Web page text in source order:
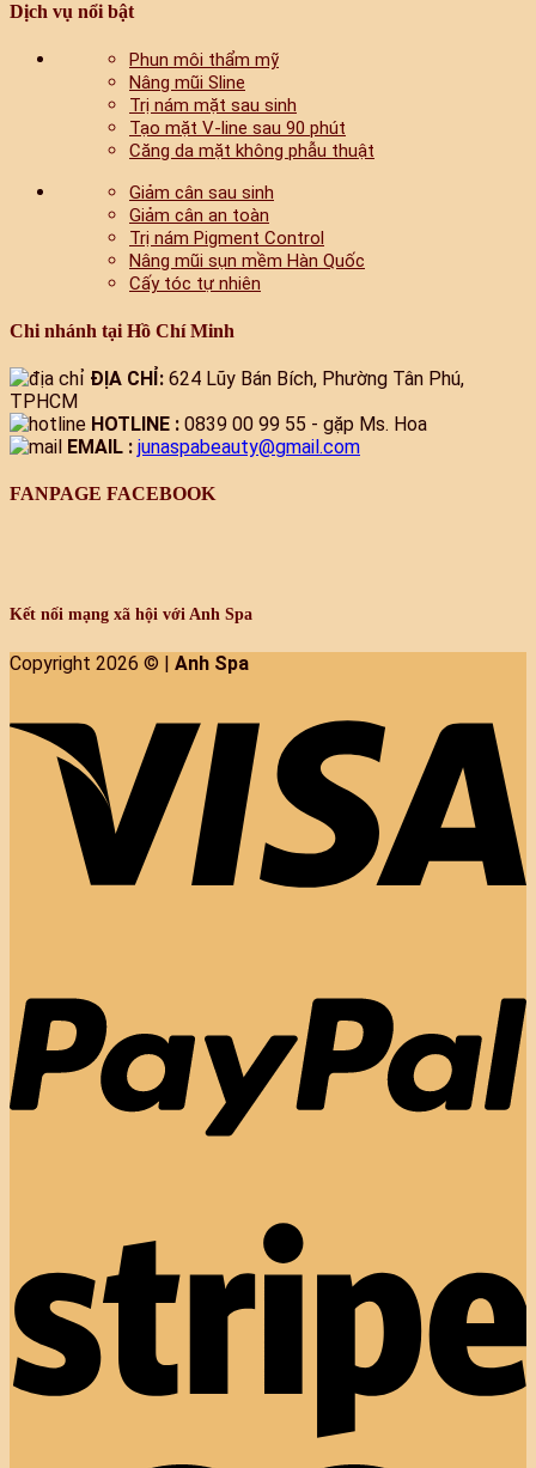
Dịch vụ nổi bật
Phun môi thẩm mỹ
Nâng mũi Sline
Trị nám mặt sau sinh
Tạo mặt V-line sau 90 phút
Căng da mặt không phẫu thuật
Giảm cân sau sinh
Giảm cân an toàn
Trị nám Pigment Control
Nâng mũi sụn mềm Hàn Quốc
Cấy tóc tự nhiên
Chi nhánh tại Hồ Chí Minh
ĐỊA CHỈ: 624 Lũy Bán Bích, Phường Tân Phú,
TPHCM
HOTLINE : 0839 00 99 55 - gặp Ms. Hoa
EMAIL : junaspabeauty@gmail.com
FANPAGE FACEBOOK
Kết nối mạng xã hội với Anh Spa
Copyright 2026 © | Anh Spa